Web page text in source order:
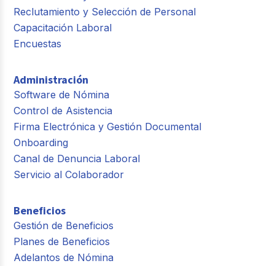
Reclutamiento y Selección de Personal
Capacitación Laboral
Encuestas
Administración
Software de Nómina
Control de Asistencia
Firma Electrónica y Gestión Documental
Onboarding
Canal de Denuncia Laboral
Servicio al Colaborador
Beneficios
Gestión de Beneficios
Planes de Beneficios
Adelantos de Nómina